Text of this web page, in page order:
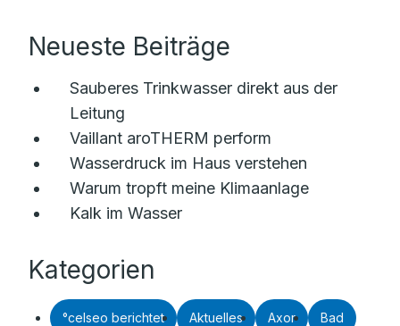
Neueste Beiträge
Sauberes Trinkwasser direkt aus der
Leitung
Vaillant aroTHERM perform
Wasserdruck im Haus verstehen
Warum tropft meine Klimaanlage
Kalk im Wasser
Kategorien
°celseo berichtet Aktuelles Axor Bad